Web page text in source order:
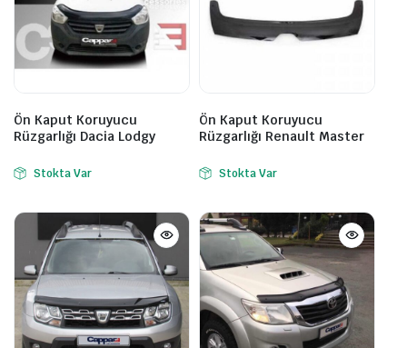
Ön Kaput Koruyucu
Rüzgarlığı Dacia Lodgy
Stokta Var
Ön Kaput Koruyucu
Rüzgarlığı Renault Master
Stokta Var